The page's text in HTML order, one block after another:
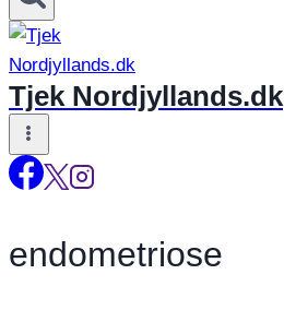
Tjek Nordjyllands.dk
endometriose